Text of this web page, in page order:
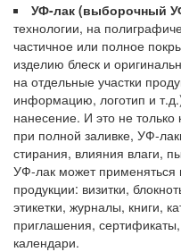
УФ-лак (выборочный
технологии, на
частичное или полное
изделию блеск и
на отдельные участки
информацию, логотип и
нанесение. И это не
при полной заливке, УФ-
стирания, влияния влаги,
УФ-лак может применяться
продукции: визитки,
этикетки, журналы, книги,
приглашения,
календари.